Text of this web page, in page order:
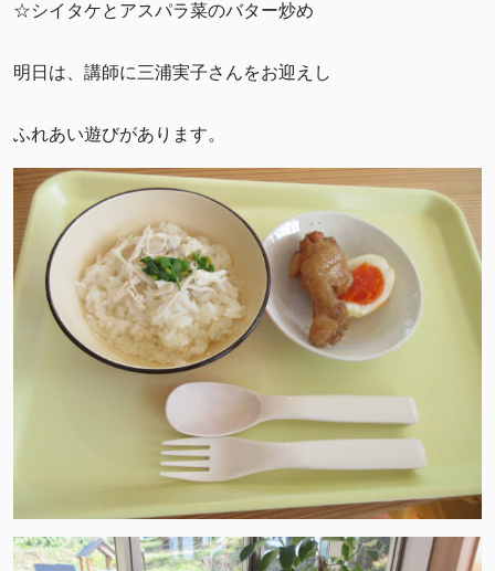
☆シイタケとアスパラ菜のバター炒め
明日は、講師に三浦実子さんをお迎えし
ふれあい遊びがあります。